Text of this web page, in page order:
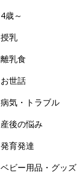
4歳～
授乳
離乳食
お世話
病気・トラブル
産後の悩み
発育発達
ベビー用品・グッズ